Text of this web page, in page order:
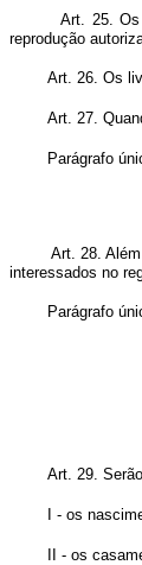
Art. 25. Os
reprodução
Art. 26. Os
Art. 27.
Parágrafo
Art. 28.
interessados no
Parágrafo
Art. 29.
I - os
II - os